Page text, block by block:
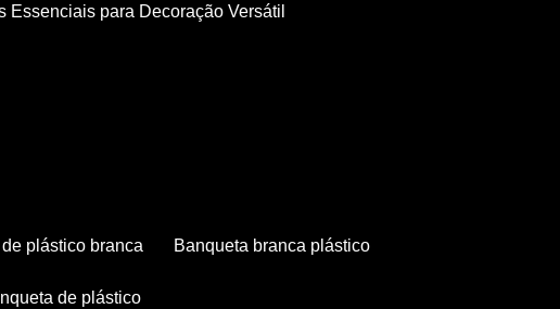
Essenciais para Decoração Versátil
de plástico branca banqueta branca plástico
de plástico